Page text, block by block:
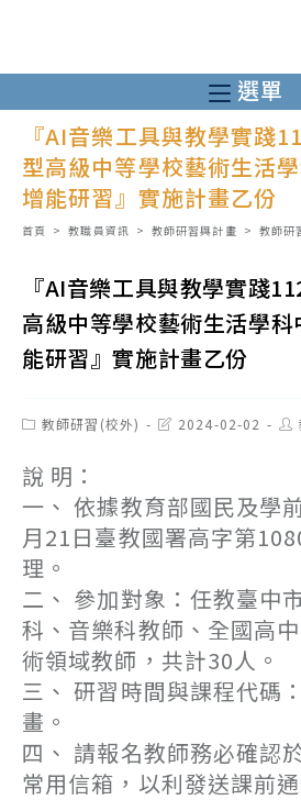
至
主
容
選單
『AI音樂工具與教學實踐
型高級中等學校藝術生活
增能研習』實施計畫乙份
首頁 > 教職員資訊 > 教師研習與計畫 > 教師研
『AI音樂工具與教學實踐
高級中等學校藝術生活學
能研習』實施計畫乙份
Post教師研習(校外)
Post2024-02-02
說 明：
一、 依據教育部國民及學
月21日臺教國署高字第
理。
二、 參加對象：任教臺中
科、音樂科教師、全國高
術領域教師，共計30人。
三、 研習時間與課程代碼
畫。
四、 請報名教師務必確認
常用信箱，以利發送課前通